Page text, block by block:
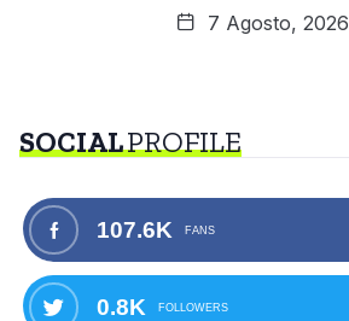
7 Agosto, 2026
SOCIALPROFILE
107.6K FANS
0.8K FOLLOWERS